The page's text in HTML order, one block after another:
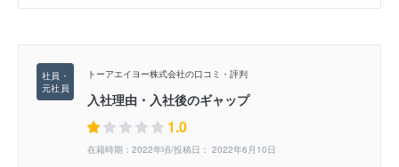
トーアエイヨー株式会社の口コミ・評判
入社理由・入社後のギャップ
1.0
在籍時期：2022年頃/投稿日： 2022年6月10日